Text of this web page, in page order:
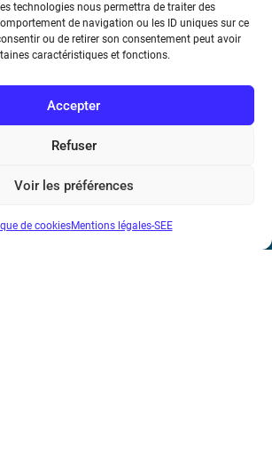
technologies nous permettra de traiter des
de navigation ou les ID uniques sur ce
ou de retirer son consentement peut avoir
caractéristiques et fonctions.
Accepter
Refuser
Voir les préférences
de cookiesMentions légales-SEE
de la Communication
Hamelin75116 Paris